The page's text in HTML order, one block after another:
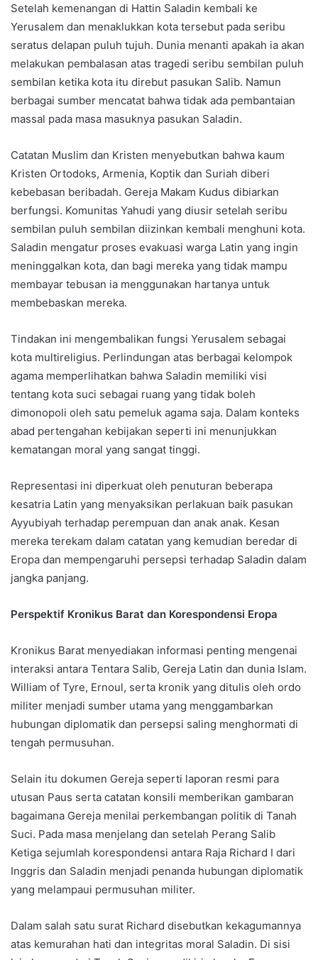
Setelah kemenangan di Hattin Saladin kembali ke
Yerusalem dan menaklukkan kota tersebut pada seribu
seratus delapan puluh tujuh. Dunia menanti apakah ia akan
melakukan pembalasan atas tragedi seribu sembilan puluh
sembilan ketika kota itu direbut pasukan Salib. Namun
berbagai sumber mencatat bahwa tidak ada pembantaian
massal pada masa masuknya pasukan Saladin.
Catatan Muslim dan Kristen menyebutkan bahwa kaum
Kristen Ortodoks, Armenia, Koptik dan Suriah diberi
kebebasan beribadah. Gereja Makam Kudus dibiarkan
berfungsi. Komunitas Yahudi yang diusir setelah seribu
sembilan puluh sembilan diizinkan kembali menghuni kota.
Saladin mengatur proses evakuasi warga Latin yang ingin
meninggalkan kota, dan bagi mereka yang tidak mampu
membayar tebusan ia menggunakan hartanya untuk
membebaskan mereka.
Tindakan ini mengembalikan fungsi Yerusalem sebagai
kota multireligius. Perlindungan atas berbagai kelompok
agama memperlihatkan bahwa Saladin memiliki visi
tentang kota suci sebagai ruang yang tidak boleh
dimonopoli oleh satu pemeluk agama saja. Dalam konteks
abad pertengahan kebijakan seperti ini menunjukkan
kematangan moral yang sangat tinggi.
Representasi ini diperkuat oleh penuturan beberapa
kesatria Latin yang menyaksikan perlakuan baik pasukan
Ayyubiyah terhadap perempuan dan anak anak. Kesan
mereka terekam dalam catatan yang kemudian beredar di
Eropa dan mempengaruhi persepsi terhadap Saladin dalam
jangka panjang.
Perspektif Kronikus Barat dan Korespondensi Eropa
Kronikus Barat menyediakan informasi penting mengenai
interaksi antara Tentara Salib, Gereja Latin dan dunia Islam.
William of Tyre, Ernoul, serta kronik yang ditulis oleh ordo
militer menjadi sumber utama yang menggambarkan
hubungan diplomatik dan persepsi saling menghormati di
tengah permusuhan.
Selain itu dokumen Gereja seperti laporan resmi para
utusan Paus serta catatan konsili memberikan gambaran
bagaimana Gereja menilai perkembangan politik di Tanah
Suci. Pada masa menjelang dan setelah Perang Salib
Ketiga sejumlah korespondensi antara Raja Richard I dari
Inggris dan Saladin menjadi penanda hubungan diplomatik
yang melampaui permusuhan militer.
Dalam salah satu surat Richard disebutkan kekagumannya
atas kemurahan hati dan integritas moral Saladin. Di sisi